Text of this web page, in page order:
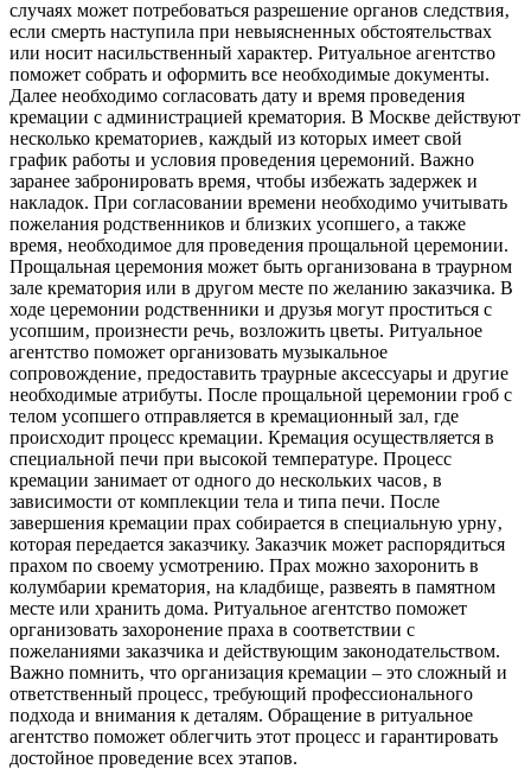
случаях может потребоваться разрешение органов следствия‚
если смерть наступила при невыясненных обстоятельствах
или носит насильственный характер. Ритуальное агентство
поможет собрать и оформить все необходимые документы.
Далее необходимо согласовать дату и время проведения
кремации с администрацией крематория. В Москве действуют
несколько крематориев‚ каждый из которых имеет свой
график работы и условия проведения церемоний. Важно
заранее забронировать время‚ чтобы избежать задержек и
накладок. При согласовании времени необходимо учитывать
пожелания родственников и близких усопшего‚ а также
время‚ необходимое для проведения прощальной церемонии.
Прощальная церемония может быть организована в траурном
зале крематория или в другом месте по желанию заказчика. В
ходе церемонии родственники и друзья могут проститься с
усопшим‚ произнести речь‚ возложить цветы. Ритуальное
агентство поможет организовать музыкальное
сопровождение‚ предоставить траурные аксессуары и другие
необходимые атрибуты. После прощальной церемонии гроб с
телом усопшего отправляется в кремационный зал‚ где
происходит процесс кремации. Кремация осуществляется в
специальной печи при высокой температуре. Процесс
кремации занимает от одного до нескольких часов‚ в
зависимости от комплекции тела и типа печи. После
завершения кремации прах собирается в специальную урну‚
которая передается заказчику. Заказчик может распорядиться
прахом по своему усмотрению. Прах можно захоронить в
колумбарии крематория‚ на кладбище‚ развеять в памятном
месте или хранить дома. Ритуальное агентство поможет
организовать захоронение праха в соответствии с
пожеланиями заказчика и действующим законодательством.
Важно помнить‚ что организация кремации – это сложный и
ответственный процесс‚ требующий профессионального
подхода и внимания к деталям. Обращение в ритуальное
агентство поможет облегчить этот процесс и гарантировать
достойное проведение всех этапов.